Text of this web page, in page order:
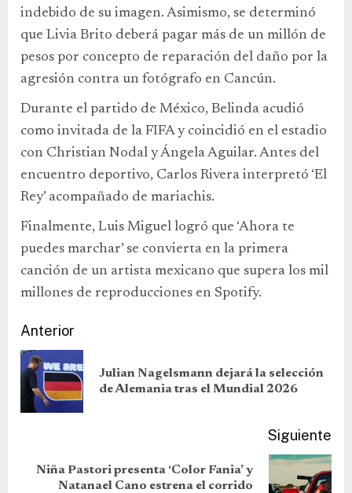
indebido de su imagen. Asimismo, se determinó
que Livia Brito deberá pagar más de un millón de
pesos por concepto de reparación del daño por la
agresión contra un fotógrafo en Cancún.
Durante el partido de México, Belinda acudió
como invitada de la FIFA y coincidió en el estadio
con Christian Nodal y Ángela Aguilar. Antes del
encuentro deportivo, Carlos Rivera interpretó ‘El
Rey’ acompañado de mariachis.
Finalmente, Luis Miguel logró que ‘Ahora te
puedes marchar’ se convierta en la primera
canción de un artista mexicano que supera los mil
millones de reproducciones en Spotify.
Anterior
Julian Nagelsmann dejará la selección
de Alemania tras el Mundial 2026
Siguiente
Niña Pastori presenta ‘Color Fania’ y
Natanael Cano estrena el corrido